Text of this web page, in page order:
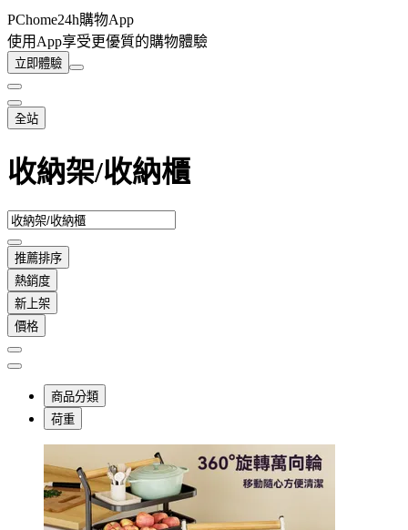
PChome24h購物App
使用App享受更優質的購物體驗
立即體驗
全站
收納架/收納櫃
推薦排序
熱銷度
新上架
價格
商品分類
荷重